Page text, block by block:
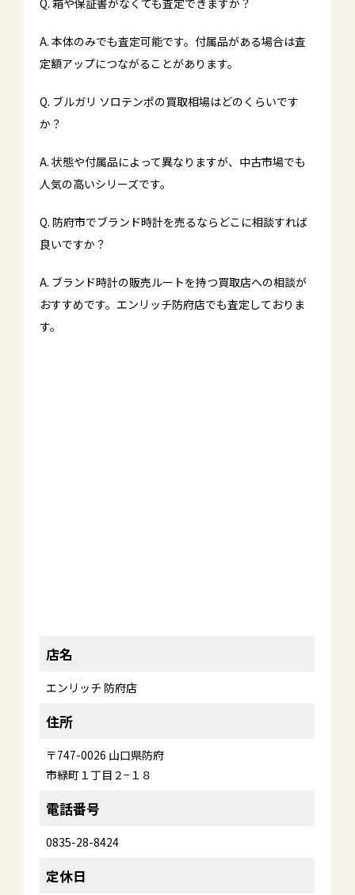
A. 本体のみでも査定可能です。付属品がある場合は査
定額アップにつながることがあります。
Q. ブルガリ ソロテンポの買取相場はどのくらいです
か？
A. 状態や付属品によって異なりますが、中古市場でも
人気の高いシリーズです。
Q. 防府市でブランド時計を売るならどこに相談すれば
良いですか？
A. ブランド時計の販売ルートを持つ買取店への相談が
おすすめです。エンリッチ防府店でも査定しておりま
す。
店名
エンリッチ 防府店
住所
〒747-0026 山口県防府
市緑町１丁目２−１８
電話番号
0835-28-8424
定休日